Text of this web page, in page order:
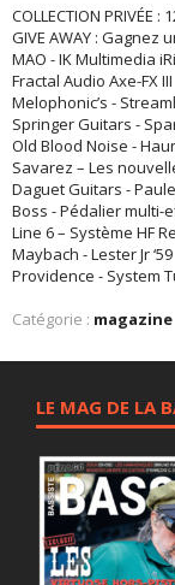
COLLECTION PRIVÉE
GIVE AWAY : Gagnez
MAO - IK Multimedia
Fractal Audio Axe-FX III
Melophonic’s -
Springer Guitars -
Old Blood Noise -
Savarez – Les
Daguet Guitars -
Boss - Pédalier multi-
Line 6 – Système HF
Maybach - Lester Jr ‘59
Providence - System
Catégorie : magazine
LE MAG DE LA